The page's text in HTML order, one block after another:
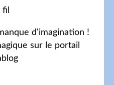
d'imagination !
sur le portail